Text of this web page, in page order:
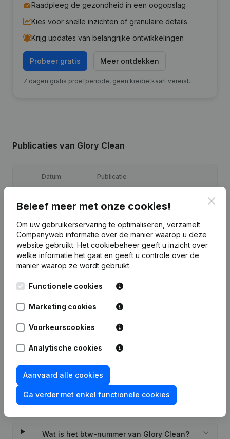
Raadpleeg de gezondheid in een oogopslag
Kies voor snelle inzichten of granulaire details
Krijg updates van belangrijke ontwikkelingen
Probeer gratis Meer ontdekken
7 dagen gratis proefperiode, geen kredietkaart vereist.
Publicaties van Glory Clean
Datum Publicatie
17-10-2023 Maatschappelijke Zetel
13-09-2023 Maatschappelijke Zetel
12-05-2023 Maatschappelijke Zetel
30-12-2022
Overige Wijzigingen, …) -
Algemene vergadering - Boekjaar
Rubriek Oprichting (Nieuwe
Veelgestelde vragen
Wat is het btw-nummer van Glory Clean?
Beleef meer met onze cookies!
Om uw gebruikerservaring te optimaliseren, verzamelt
Companyweb informatie over de manier waarop u deze
website gebruikt. Het cookiebeheer geeft u inzicht over
welke informatie het gaat en geeft u controle over de
manier waarop ze wordt gebruikt.
Functionele cookies
Marketing cookies
Voorkeurscookies
Analytische cookies
Aanvaard alle cookies
Ga verder met enkel functionele cookies